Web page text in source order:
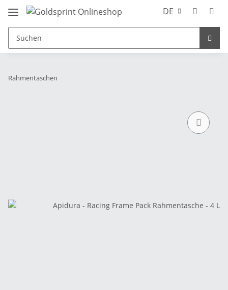
DE
Rahmentaschen